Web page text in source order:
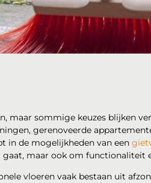
maar sommige keuzes blijken
gerenoveerde
in de mogelijkheden van een
maar ook om functionaliteit
vloeren vaak bestaan uit